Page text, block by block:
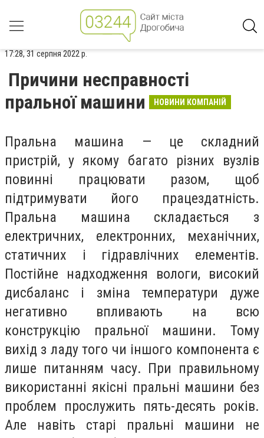
17:28, 31 серпня 2022 р.
Причини несправності
пральної машини
НОВИНИ КОМПАНІЙ
Пральна машина — це складний
пристрій, у якому багато різних вузлів
повинні працювати разом, щоб
підтримувати його працездатність.
Пральна машина складається з
електричних, електронних, механічних,
статичних і гідравлічних елементів.
Постійне надходження вологи, високий
дисбаланс і зміна температури дуже
негативно впливають на всю
конструкцію пральної машини. Тому
вихід з ладу того чи іншого компонента є
лише питанням часу. При правильному
використанні якісні пральні машини без
проблем прослужить пять-десять років.
Але навіть старі пральні машини не